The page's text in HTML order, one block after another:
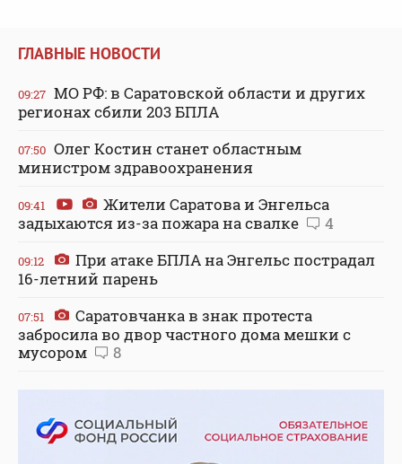
ГЛАВНЫЕ НОВОСТИ
09:27 МО РФ: в Саратовской области и других
регионах сбили 203 БПЛА
07:50 Олег Костин станет областным
министром здравоохранения
09:41
Жители Саратова и Энгельса
задыхаются из-за пожара на свалке
4
09:12
При атаке БПЛА на Энгельс пострадал
16-летний парень
07:51
Саратовчанка в знак протеста
забросила во двор частного дома мешки с
мусором
8